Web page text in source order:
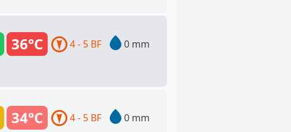
36°C 4 - 5 BF 0 mm
34°C 4 - 5 BF 0 mm